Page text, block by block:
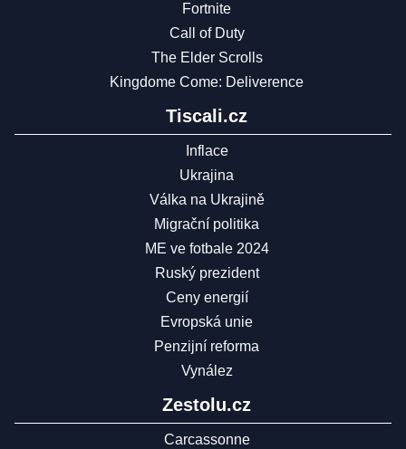
Fortnite
Call of Duty
The Elder Scrolls
Kingdome Come: Deliverence
Tiscali.cz
Inflace
Ukrajina
Válka na Ukrajině
Migrační politika
ME ve fotbale 2024
Ruský prezident
Ceny energií
Evropská unie
Penzijní reforma
Vynález
Zestolu.cz
Carcassonne